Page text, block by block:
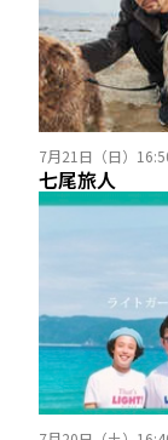
7月21日（日）
七尾旅人